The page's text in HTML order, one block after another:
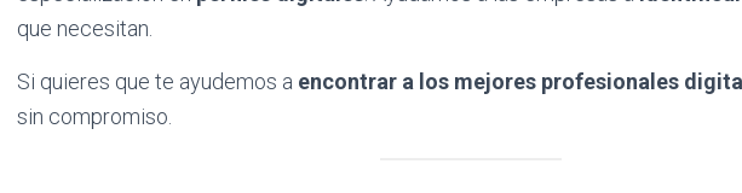
que necesitan.
Si quieres que te ayudemos a encontrar a los mejores profesionales
sin compromiso.